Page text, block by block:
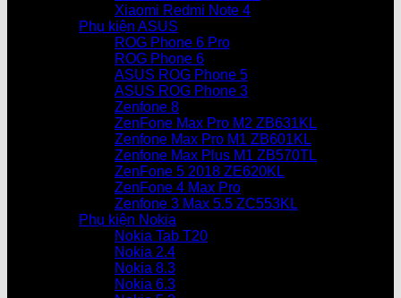
Xiaomi Redmi Note 4
Phụ kiện ASUS
ROG Phone 6 Pro
ROG Phone 6
ASUS ROG Phone 5
ASUS ROG Phone 3
Zenfone 8
ZenFone Max Pro M2 ZB631KL
Zenfone Max Pro M1 ZB601KL
Zenfone Max Plus M1 ZB570TL
ZenFone 5 2018 ZE620KL
ZenFone 4 Max Pro
Zenfone 3 Max 5.5 ZC553KL
Phụ kiện Nokia
Nokia Tab T20
Nokia 2.4
Nokia 8.3
Nokia 6.3